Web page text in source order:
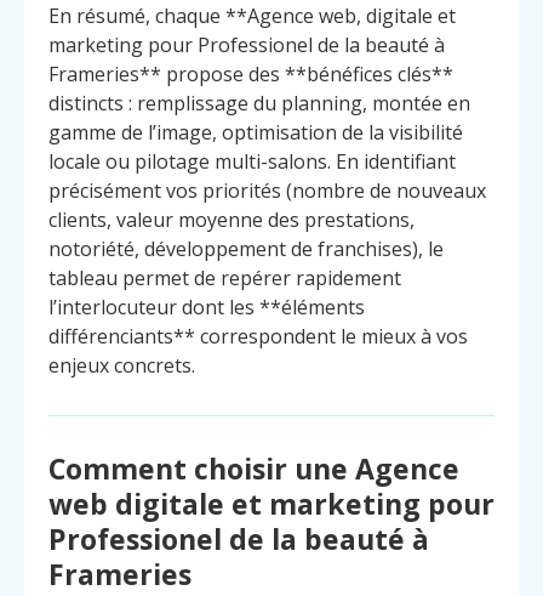
En résumé, chaque **Agence web, digitale et
marketing pour Professionel de la beauté à
Frameries** propose des **bénéfices clés**
distincts : remplissage du planning, montée en
gamme de l’image, optimisation de la visibilité
locale ou pilotage multi-salons. En identifiant
précisément vos priorités (nombre de nouveaux
clients, valeur moyenne des prestations,
notoriété, développement de franchises), le
tableau permet de repérer rapidement
l’interlocuteur dont les **éléments
différenciants** correspondent le mieux à vos
enjeux concrets.
Comment choisir une Agence
web digitale et marketing pour
Professionel de la beauté à
Frameries